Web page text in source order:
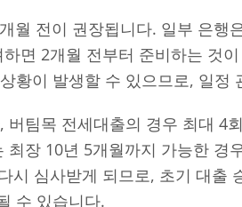
월 전이 권장됩니다. 일부 은행
면 2개월 전부터 준비하는 것
황이 발생할 수 있으므로, 일정
팀목 전세대출의 경우 최대 4
장 10년 5개월까지 가능한 경
시 심사받게 되므로, 초기 대출
수 있습니다.